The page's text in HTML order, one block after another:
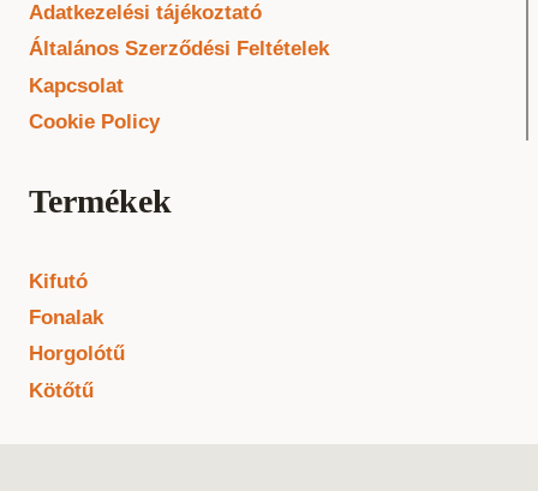
Adatkezelési tájékoztató
Általános Szerződési Feltételek
Kapcsolat
Cookie Policy
Termékek
Kifutó
Fonalak
Horgolótű
Kötőtű